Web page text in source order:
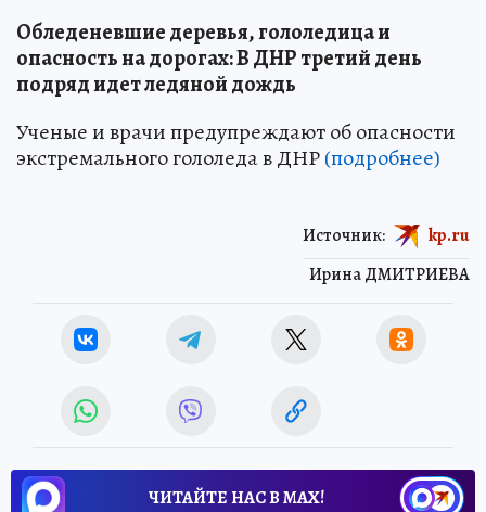
Обледеневшие деревья, гололедица и
опасность на дорогах: В ДНР третий день
подряд идет ледяной дождь
Ученые и врачи предупреждают об опасности
экстремального гололеда в ДНР(подробнее)
Ирина ДМИТРИЕВА
Источник: kp.ru
ЧИТАЙТЕ НАС В МАХ!